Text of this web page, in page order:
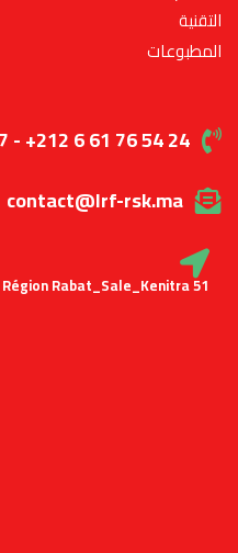
التقنية
المطبوعات
- +212 6 61 76 54 24
contact@lrf-rsk.ma
Région Rabat_Sale_Kenitra